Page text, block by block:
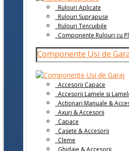
Rulouri Aplicate
Rulouri Suprapuse
Rulouri Tencuibile
Componente Rulouri cu
Componente Usi de
Accesorii Capace
Accesorii Lamele si
Actionari Manuale &
Axuri & Accesorii
Capace
Casete & Accesorii
Cleme
Ghidaje & Accesorii